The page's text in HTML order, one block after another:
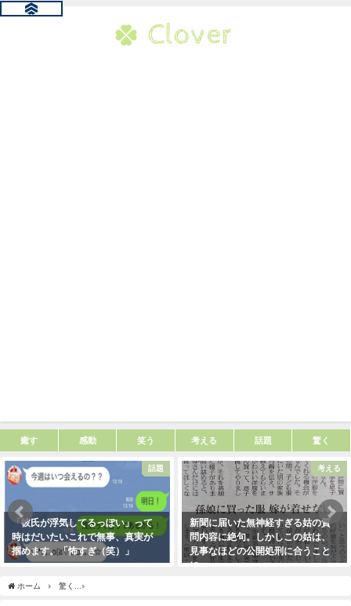
癒す 感動 笑う 考える 話題 驚く
話題
「彼氏が浮気してるっぽい」って
時はだいたいこれで無事、真実が
掴めます。「怖すぎ（笑）」
考える
新聞に届いた無神経すぎる姑の質
問内容に絶句。しかしこの姑は、
見事なほどの公開処刑に合うこと
に・・・
ホーム 驚く